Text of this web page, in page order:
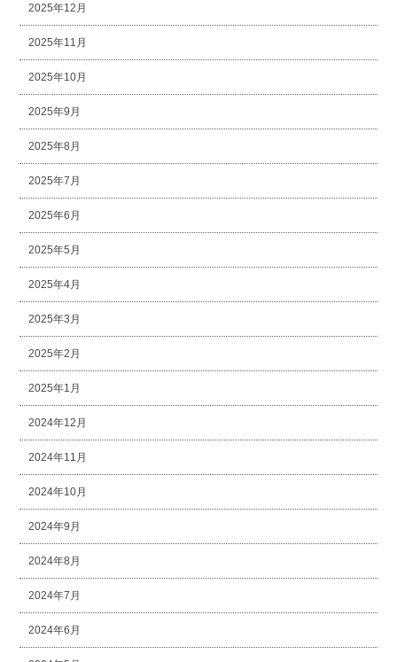
2025年12月
2025年11月
2025年10月
2025年9月
2025年8月
2025年7月
2025年6月
2025年5月
2025年4月
2025年3月
2025年2月
2025年1月
2024年12月
2024年11月
2024年10月
2024年9月
2024年8月
2024年7月
2024年6月